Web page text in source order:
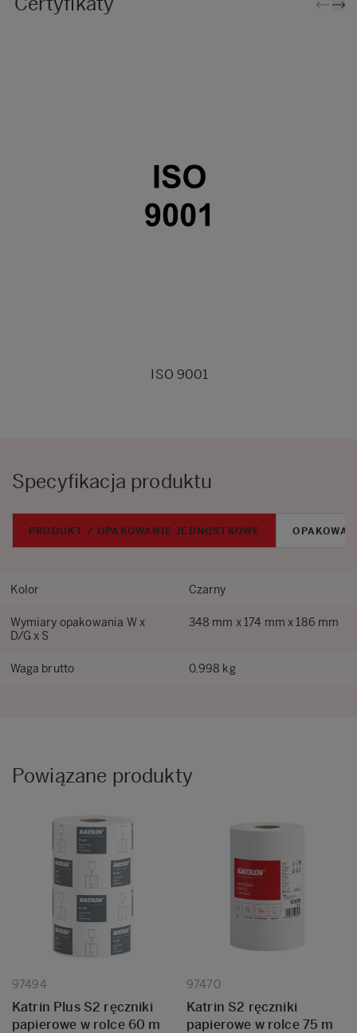
ISO 9001
Specyfikacja produktu
PRODUKT / OPAKOWANIE JEDNOSTKOWE
Kolor Czarny
Wymiary opakowania W x
D/G x S
348 mm x 174 mm x 186 mm
Waga brutto 0.998 kg
Powiązane produkty
97494
Katrin Plus S2 ręczniki
papierowe w rolce 60 m
97470
Katrin S2 ręczniki
papierowe w rolce 75 m